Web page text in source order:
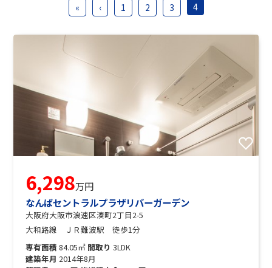
«
‹ 1 2 3 4
6,298万円
なんばセントラルプラザリバーガーデン
大阪府大阪市浪速区湊町2丁目2-5
大和路線 ＪＲ難波駅 徒歩1分
専有面積 84.05㎡ 間取り 3LDK
建築年月 2014年8月